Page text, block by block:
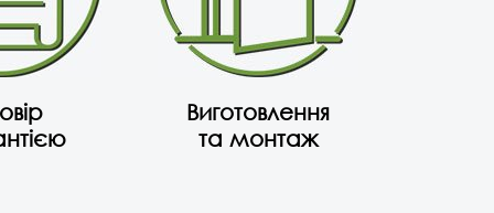
Виготовлення
та монтаж